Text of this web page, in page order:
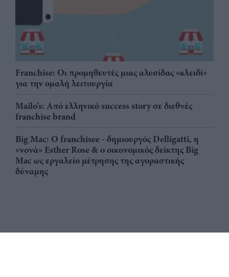
Franchise: Οι προμηθευτές μιας αλυσίδας «κλειδί»
για την ομαλή λειτουργία
Mailo’s: Από ελληνικό success story σε διεθνές
franchise brand
Big Mac: Ο franchisee - δημιουργός Delligatti, η
«νονά» Esther Rose & ο οικονομικός δείκτης Big
Mac ως εργαλείο μέτρησης της αγοραστικής
δύναμης